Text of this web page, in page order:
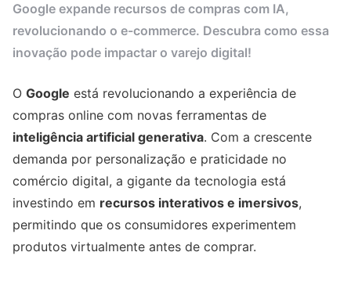
Google expande recursos de compras com IA,
revolucionando o e-commerce. Descubra como essa
inovação pode impactar o varejo digital!
O Google está revolucionando a experiência de
compras online com novas ferramentas de
inteligência artificial generativa. Com a crescente
demanda por personalização e praticidade no
comércio digital, a gigante da tecnologia está
investindo em recursos interativos e imersivos,
permitindo que os consumidores experimentem
produtos virtualmente antes de comprar.